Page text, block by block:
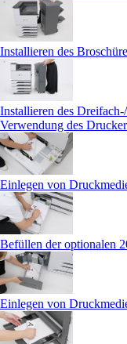
Installieren des
Installieren des
Verwendung des
Einlegen von
Befüllen der optionalen
Einlegen von